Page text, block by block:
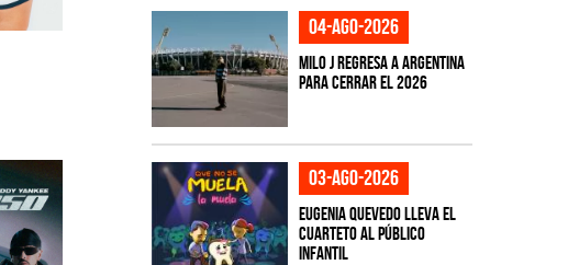
04-ago-2026
Milo J regresa a Argentina
para cerrar el 2026
03-ago-2026
Eugenia Quevedo lleva el
cuarteto al público
infantil